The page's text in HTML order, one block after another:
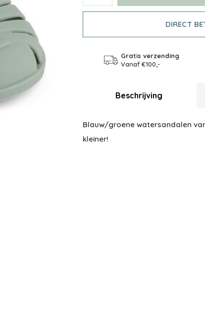
DIRECT
Gratis verzending
Vanaf €100,-
Beschrijving
Blauw/groene watersandalen
kleiner!